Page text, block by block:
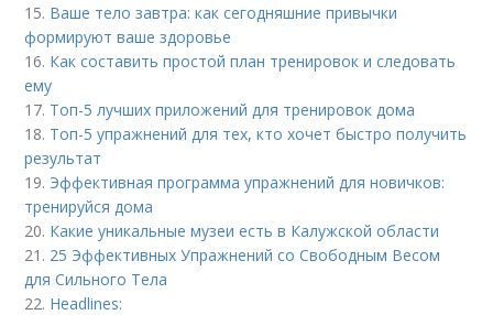
15. Ваше тело завтра: как сегодняшние привычки
формируют ваше здоровье
16. Как составить простой план тренировок и следовать
ему
17. Топ-5 лучших приложений для тренировок дома
18. Топ-5 упражнений для тех, кто хочет быстро получить
результат
19. Эффективная программа упражнений для новичков:
тренируйся дома
20. Какие уникальные музеи есть в Калужской области
21. 25 Эффективных Упражнений со Свободным Весом
для Сильного Тела
22. Headlines: